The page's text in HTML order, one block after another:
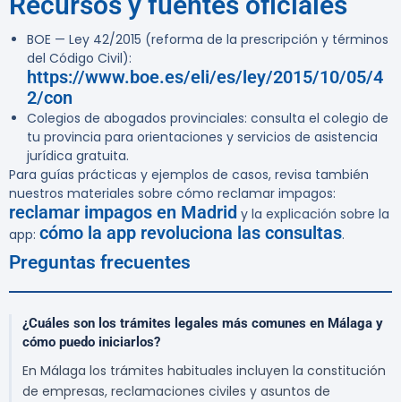
BOE — Ley 42/2015 (reforma de la prescripción y términos
del Código Civil):
https://www.boe.es/eli/es/ley/2015/10/05/4
2/con
Colegios de abogados provinciales: consulta el colegio de
tu provincia para orientaciones y servicios de asistencia
jurídica gratuita.
Para guías prácticas y ejemplos de casos, revisa también
nuestros materiales sobre cómo reclamar impagos:
reclamar impagos en Madrid y la explicación sobre la
app: cómo la app revoluciona las consultas.
Preguntas frecuentes
¿Cuáles son los trámites legales más comunes en Málaga y
cómo puedo iniciarlos?
En Málaga los trámites habituales incluyen la constitución
de empresas, reclamaciones civiles y asuntos de